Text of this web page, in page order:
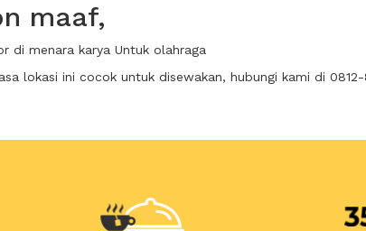
maaf,
di menara karya Untuk olahraga
lokasi ini cocok untuk disewakan, hubungi kami di